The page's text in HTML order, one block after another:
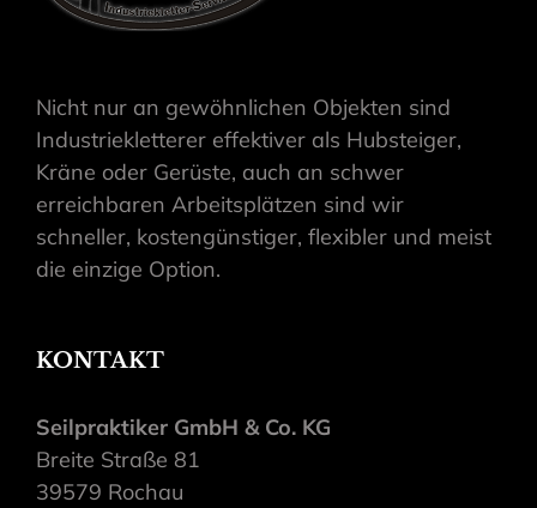
Nicht nur an gewöhnlichen Objekten sind
Industriekletterer effektiver als Hubsteiger,
Kräne oder Gerüste, auch an schwer
erreichbaren Arbeitsplätzen sind wir
schneller, kostengünstiger, flexibler und meist
die einzige Option.
KONTAKT
Seilpraktiker GmbH & Co. KG
Breite Straße 81
39579 Rochau